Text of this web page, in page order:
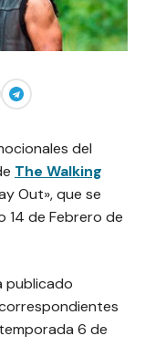
del
The Walking
Out», que se
14 de Febrero de
publicado
6 de